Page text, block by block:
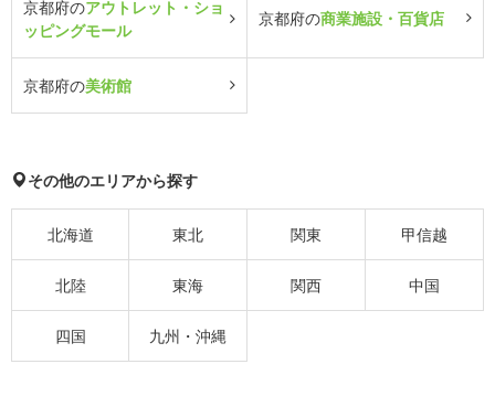
京都府のアウトレット・ショ
ッピングモール
京都府の商業施設・百貨店
京都府の美術館
その他のエリアから探す
北海道 東北 関東 甲信越
北陸 東海 関西 中国
四国 九州・沖縄